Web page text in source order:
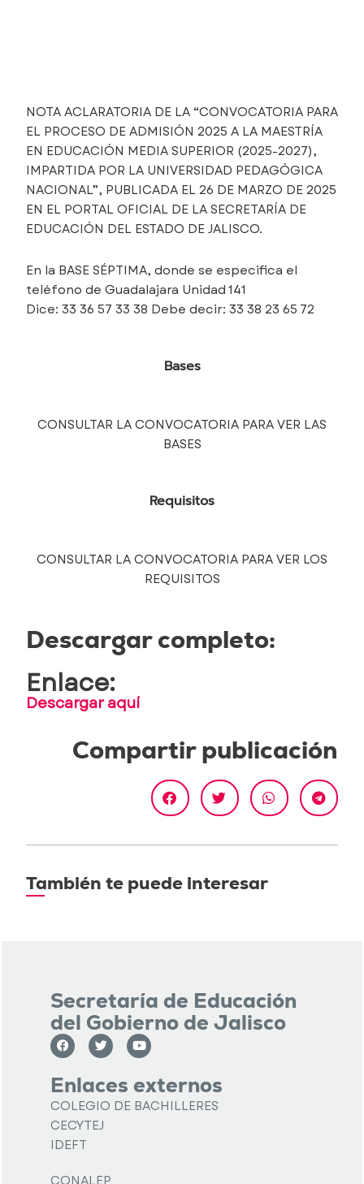
NOTA ACLARATORIA DE LA “CONVOCATORIA PARA
EL PROCESO DE ADMISIÓN 2025 A LA MAESTRÍA
EN EDUCACIÓN MEDIA SUPERIOR (2025-2027),
IMPARTIDA POR LA UNIVERSIDAD PEDAGÓGICA
NACIONAL”, PUBLICADA EL 26 DE MARZO DE 2025
EN EL PORTAL OFICIAL DE LA SECRETARÍA DE
EDUCACIÓN DEL ESTADO DE JALISCO.
En la BASE SÉPTIMA, donde se especifica el
teléfono de Guadalajara Unidad 141
Dice: 33 36 57 33 38 Debe decir: 33 38 23 65 72
Bases
CONSULTAR LA CONVOCATORIA PARA VER LAS
BASES
Requisitos
CONSULTAR LA CONVOCATORIA PARA VER LOS
REQUISITOS
Descargar completo:
Enlace:
Descargar aquí
Compartir publicación
También te puede interesar
Secretaría de Educación
del Gobierno de Jalisco
Enlaces externos
COLEGIO DE BACHILLERES
CECYTEJ
IDEFT